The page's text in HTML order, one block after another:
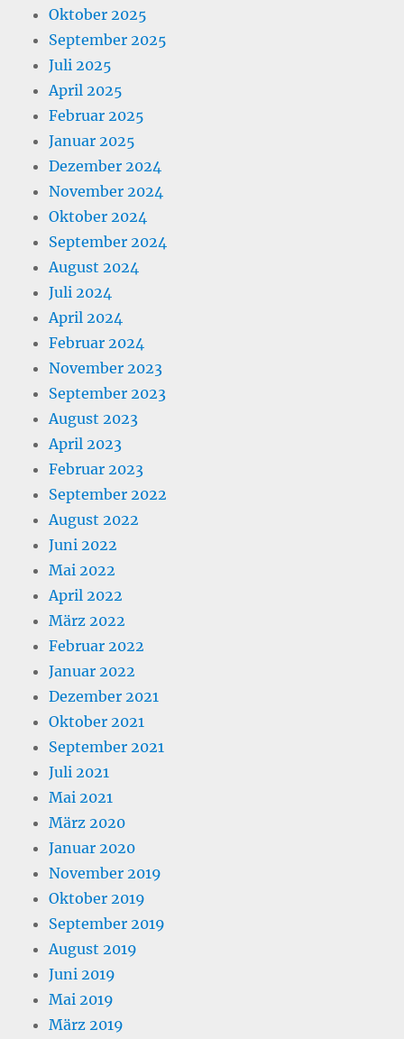
Oktober 2025
September 2025
Juli 2025
April 2025
Februar 2025
Januar 2025
Dezember 2024
November 2024
Oktober 2024
September 2024
August 2024
Juli 2024
April 2024
Februar 2024
November 2023
September 2023
August 2023
April 2023
Februar 2023
September 2022
August 2022
Juni 2022
Mai 2022
April 2022
März 2022
Februar 2022
Januar 2022
Dezember 2021
Oktober 2021
September 2021
Juli 2021
Mai 2021
März 2020
Januar 2020
November 2019
Oktober 2019
September 2019
August 2019
Juni 2019
Mai 2019
März 2019